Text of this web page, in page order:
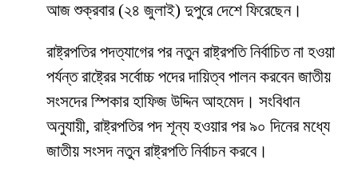
আজ শুক্রবার (২৪ জুলাই) দুপুরে দেশে ফিরেছেন।
রাষ্ট্রপতির পদত্যাগের পর নতুন রাষ্ট্রপতি নির্বাচিত না হওয়া
পর্যন্ত রাষ্ট্রের সর্বোচ্চ পদের দায়িত্ব পালন করবেন জাতীয়
সংসদের স্পিকার হাফিজ উদ্দিন আহমেদ। সংবিধান
অনুযায়ী, রাষ্ট্রপতির পদ শূন্য হওয়ার পর ৯০ দিনের মধ্যে
জাতীয় সংসদ নতুন রাষ্ট্রপতি নির্বাচন করবে।